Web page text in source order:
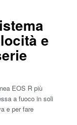
e
EOS R più
a fuoco in soli
e per fare